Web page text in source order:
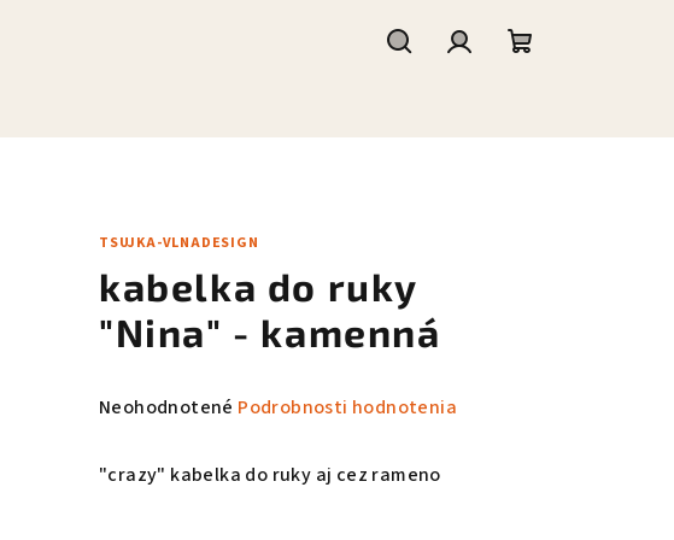
košík
TSUJKA-VLNADESIGN
kabelka do ruky
"Nina" - kamenná
Priemerné
produktu
Neohodnotené Podrobnosti hodnotenia
"crazy" kabelka do ruky aj cez rameno